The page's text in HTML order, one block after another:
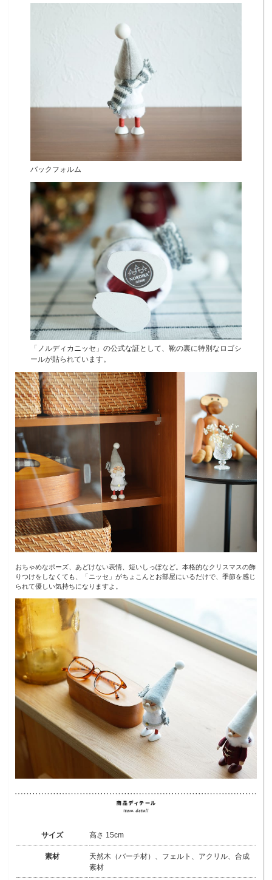
バックフォルム
「ノルディカニッセ」の公式な証として、靴の裏に特別なロゴシ
ールが貼られています。
おちゃめなポーズ、あどけない表情、短いしっぽなど。本格的なクリスマスの飾
りつけをしなくても、「ニッセ」がちょこんとお部屋にいるだけで、季節を感じ
られて優しい気持ちになりますよ。
サイズ 高さ 15cm
素材
天然木（バーチ材）、フェルト、アクリル、合成
素材